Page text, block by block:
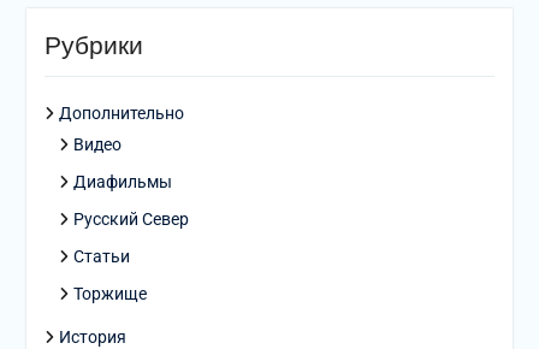
Рубрики
Дополнительно
Видео
Диафильмы
Русский Север
Статьи
Торжище
История